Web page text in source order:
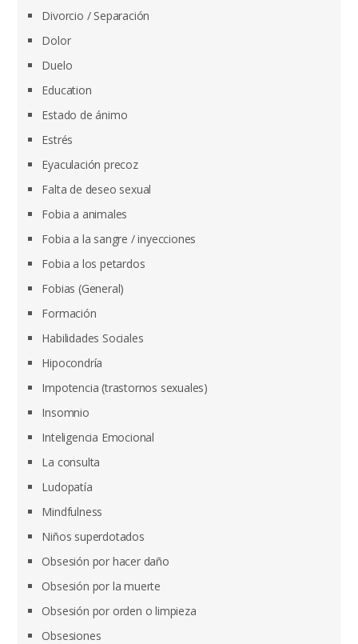
Divorcio / Separación
Dolor
Duelo
Education
Estado de ánimo
Estrés
Eyaculación precoz
Falta de deseo sexual
Fobia a animales
Fobia a la sangre / inyecciones
Fobia a los petardos
Fobias (General)
Formación
Habilidades Sociales
Hipocondría
Impotencia (trastornos sexuales)
Insomnio
Inteligencia Emocional
La consulta
Ludopatía
Mindfulness
Niños superdotados
Obsesión por hacer daño
Obsesión por la muerte
Obsesión por orden o limpieza
Obsesiones